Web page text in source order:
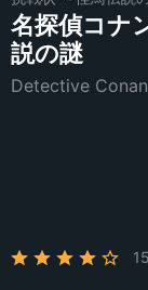
名探偵コナ
説の謎
Detective Conan